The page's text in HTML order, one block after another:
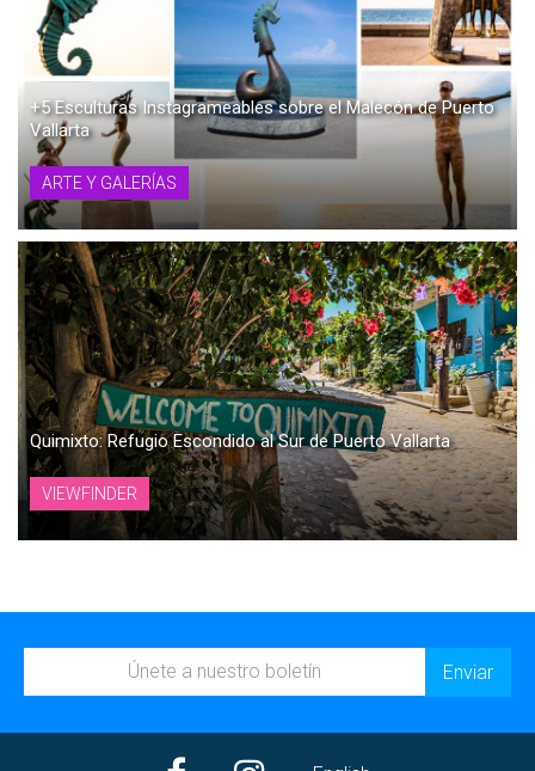
+5 Esculturas Instagrameables sobre el Malecón de Puerto
Vallarta
ARTE Y GALERÍAS
Quimixto: Refugio Escondido al Sur de Puerto Vallarta
VIEWFINDER